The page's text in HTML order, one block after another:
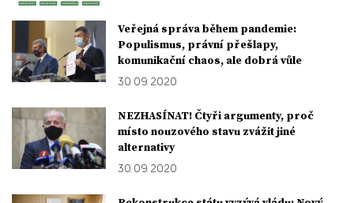
Veřejná správa během pandemie:
Populismus, právní přešlapy,
komunikační chaos, ale dobrá vůle
30. 09. 2020
NEZHASÍNAT! Čtyři argumenty, proč
místo nouzového stavu zvážit jiné
alternativy
30. 09. 2020